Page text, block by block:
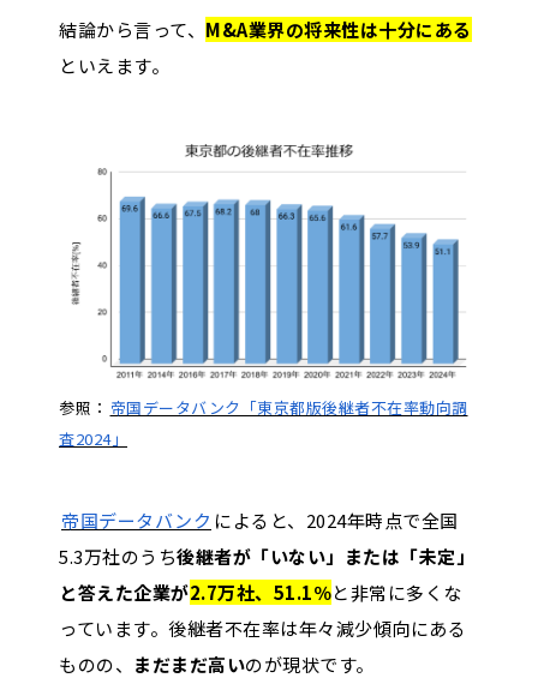
結論から言って、 M&A業界の将来性は十分にある
といえます。
参照： 帝国データバンク「東京都版後継者不在率動向調
査2024」
帝国データバンク によると、2024年時点で全国
5.3万社のうち後継者が「いない」または「未定」
と答えた企業が2.7万社、51.1％と非常に多くな
っています。後継者不在率は年々減少傾向にある
ものの、 まだまだ高いのが現状です。